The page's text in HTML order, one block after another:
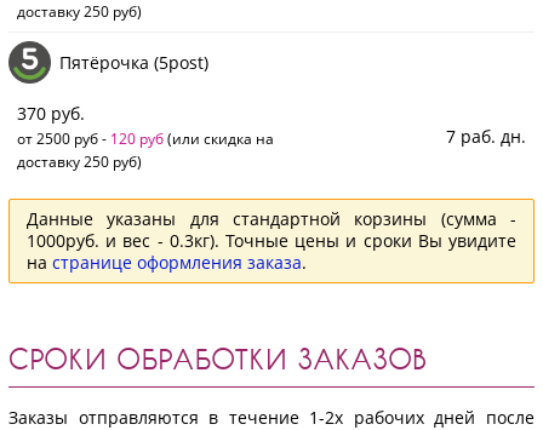
доставку 250 руб)
Пятёрочка (5post)
370 руб.
от 2500 руб - 120 руб(или скидка на
доставку 250 руб)
7 раб. дн.
Данные указаны для стандартной корзины (сумма -
1000руб. и вес - 0.3кг). Точные цены и сроки Вы увидите
на странице оформления заказа.
СРОКИ ОБРАБОТКИ ЗАКАЗОВ
Заказы отправляются в течение 1-2х рабочих дней после